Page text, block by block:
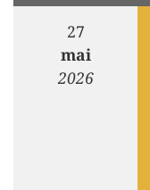
27
mai
2026